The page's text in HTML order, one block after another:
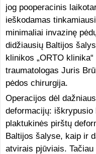
jog pooperacinis
ieškodamas
minimaliai invazinę
didžiausių Baltijos
klinikos „ORTO
traumatologas Juris
pėdos chirurgija.
Operacijos dėl
deformacijų:
plaktukinės pirštų
Baltijos šalyse, kaip ir
atvirais pjūviais.